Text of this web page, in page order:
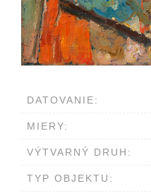
DATOVANIE:
MIERY:
VÝTVARNÝ DRUH:
TYP OBJEKTU: